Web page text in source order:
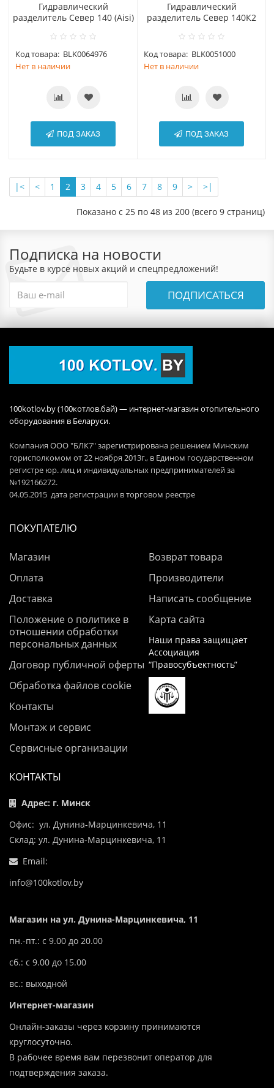
Гидравлический
разделитель Север 140 (Aisi)
Код товара: BLK0064976
Нет в наличии
ПОД ЗАКАЗ
Гидравлический
разделитель Север 140К2
Код товара: BLK0051000
Нет в наличии
ПОД ЗАКАЗ
|< < 1 2 3 4 5 6 7 8 9 > >|
Показано с 25 по 48 из 200 (всего 9 страниц)
Подписка на новости
Будьте в курсе новых акций и спецпредложений!
ПОДПИСАТЬСЯ
100kotlov.by (100котлов.бай) — интернет-магазин отопительного
оборудования в Беларуси.
Компания ООО "БЛК7" зарегистрирована решением Минским
горисполкомом от 22 ноября 2013г., в Едином государственном
регистре юр. лиц и индивидуальных предпринимателей за
№192166272.
04.05.2015 дата регистрации в торговом реестре
ПОКУПАТЕЛЮ
Магазин
Оплата
Доставка
Положение о политике в
отношении обработки
персональных данных
Договор публичной оферты
Обработка файлов cookie
Контакты
Монтаж и сервис
Сервисные организации
Возврат товара
Производители
Написать сообщение
Карта сайта
Наши права защищает
Ассоциация
“Правосубъектность”
КОНТАКТЫ
Адрес: г. Минск
Офис: ул. Дунина-Марцинкевича, 11
Склад: ул. Дунина-Марцинкевича, 11
Email:
info@100kotlov.by
Магазин на ул. Дунина-Марцинкевича, 11
пн.-пт.: с 9.00 до 20.00
сб.: с 9.00 до 15.00
вс.: выходной
Интернет-магазин
Онлайн-заказы через корзину принимаются
круглосуточно.
В рабочее время вам перезвонит оператор для
подтверждения заказа.